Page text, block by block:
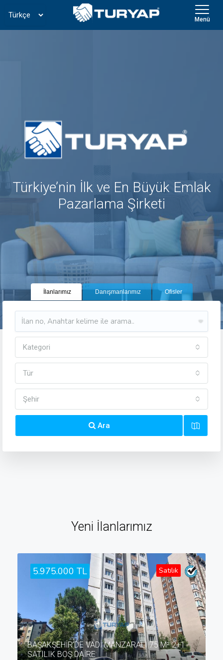
Menü
Türkiye’nin İlk ve En Büyük Emlak
Pazarlama Şirketi
İlanlarımız Danışmanlarımız Ofisler
Kategori
Tür
Şehir
Ara
Yeni İlanlarımız
5.975.000 TL Satılık
BAŞAKŞEHİR’DE VADİ MANZARALI 75 M² 2+1
SATILIK BOŞ DAİRE